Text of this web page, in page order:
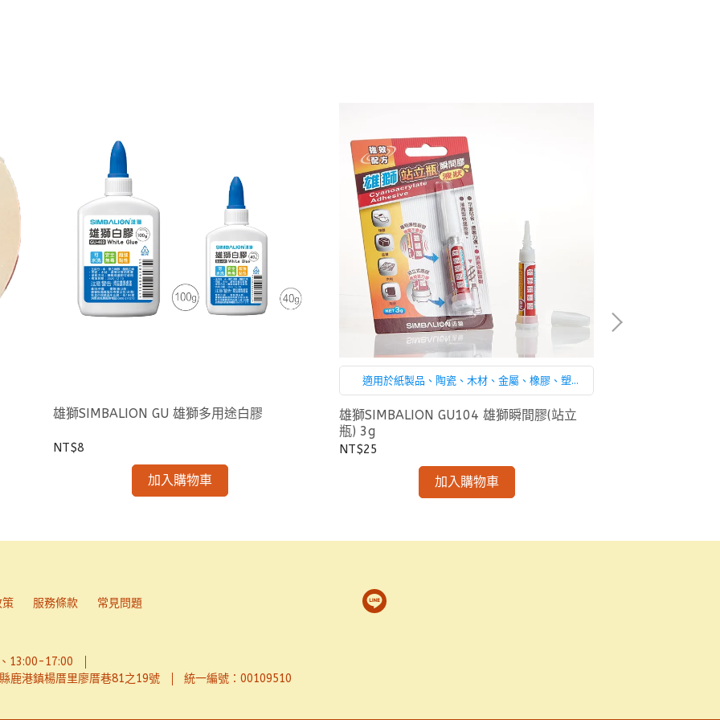
雄獅SIMBALION GU 雄獅多用途白膠
NT$8
加入購物車
適用於紙製品、陶瓷、木材、金屬、橡膠、塑
膠、軟木及皮革材質的快速接著。
雄獅SIMBALION GU104 雄獅瞬間膠(站立
瓶) 3g
NT$25
加入購物車
策 服務條款 常見問題
13:00-17:00
鹿港鎮楊厝里廖厝巷81之19號
統一編號：00109510